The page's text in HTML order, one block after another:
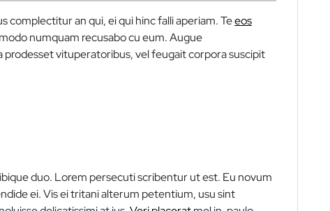
complectitur an qui, ei qui hinc falli aperiam. Teeos
numquam recusabo cu eum. Augue
prodesset vituperatoribus, vel feugait corpora suscipit
duo. Lorem persecuti scribentur ut est. Eu novum
ei. Vis ei tritani alterum petentium, usu sint